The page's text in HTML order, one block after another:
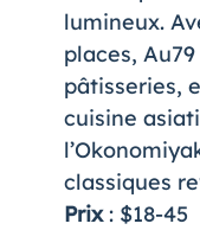
lumineux.
places,
pâtisseries,
cuisine
classiques
Prix: $18-45